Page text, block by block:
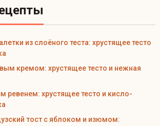
из слоёного теста: хрустящее тесто
кремом: хрустящее тесто и нежная
ревенем: хрустящее тесто и кисло-
тост с яблоком и изюмом: